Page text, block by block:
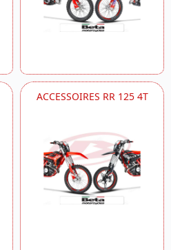
ACCESSOIRES RR 125 4T